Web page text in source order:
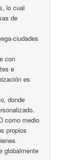
lo cual
de
ciudades
con
e
es
donde
como medio
propios
globalmente